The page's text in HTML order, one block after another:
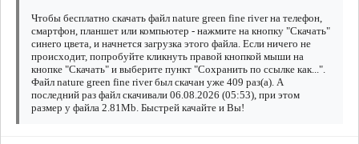
Чтобы бесплатно скачать файл nature green fine river на телефон,
смартфон, планшет или компьютер - нажмите на кнопку "Скачать"
синего цвета, и начнется загрузка этого файла. Если ничего не
происходит, попробуйте кликнуть правой кнопкой мыши на
кнопке "Скачать" и выберите пункт "Сохранить по ссылке как...".
Файл nature green fine river был скачан уже 409 раз(а). А
последний раз файл скачивали 06.08.2026 (05:53), при этом
размер у файла 2.81Mb. Быстрей качайте и Вы!